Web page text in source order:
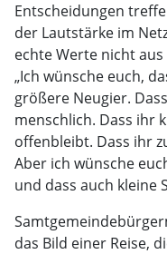
Entscheidungen
der Lautstärke im
echte Werte nicht
„Ich wünsche euch,
größere Neugier.
menschlich. Dass ihr
offenbleibt. Dass ihr
Aber ich wünsche
und dass auch kleine
das Bild einer Reise,